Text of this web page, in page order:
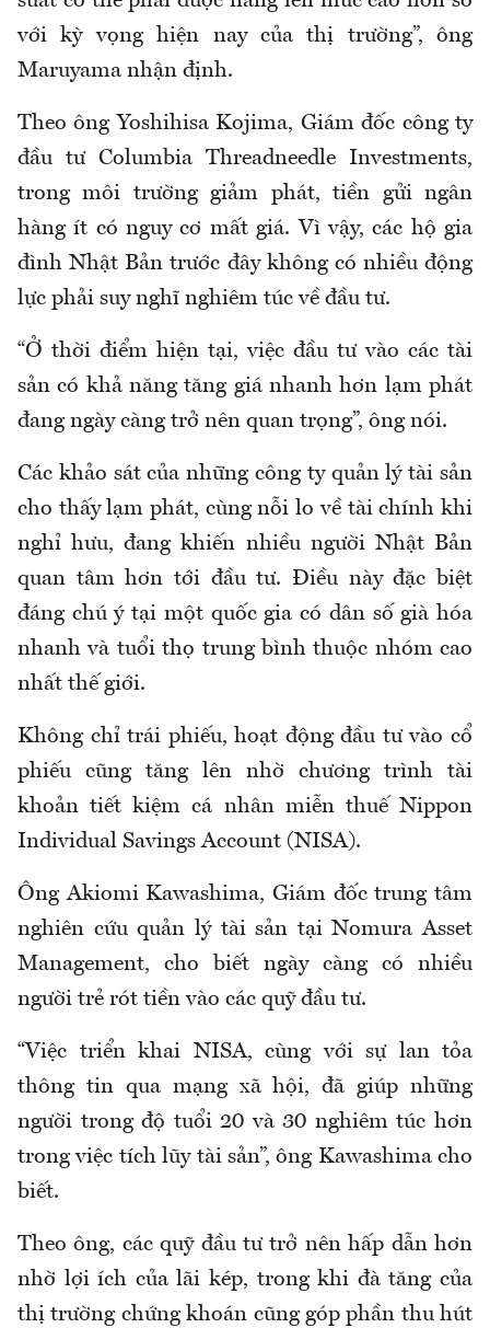
với kỳ vọng hiện nay của thị trường”, ông
Maruyama nhận định.
Theo ông Yoshihisa Kojima, Giám đốc công ty
đầu tư Columbia Threadneedle Investments,
trong môi trường giảm phát, tiền gửi ngân
hàng ít có nguy cơ mất giá. Vì vậy, các hộ gia
đình Nhật Bản trước đây không có nhiều động
lực phải suy nghĩ nghiêm túc về đầu tư.
“Ở thời điểm hiện tại, việc đầu tư vào các tài
sản có khả năng tăng giá nhanh hơn lạm phát
đang ngày càng trở nên quan trọng”, ông nói.
Các khảo sát của những công ty quản lý tài sản
cho thấy lạm phát, cùng nỗi lo về tài chính khi
nghỉ hưu, đang khiến nhiều người Nhật Bản
quan tâm hơn tới đầu tư. Điều này đặc biệt
đáng chú ý tại một quốc gia có dân số già hóa
nhanh và tuổi thọ trung bình thuộc nhóm cao
nhất thế giới.
Không chỉ trái phiếu, hoạt động đầu tư vào cổ
phiếu cũng tăng lên nhờ chương trình tài
khoản tiết kiệm cá nhân miễn thuế Nippon
Individual Savings Account (NISA).
Ông Akiomi Kawashima, Giám đốc trung tâm
nghiên cứu quản lý tài sản tại Nomura Asset
Management, cho biết ngày càng có nhiều
người trẻ rót tiền vào các quỹ đầu tư.
“Việc triển khai NISA, cùng với sự lan tỏa
thông tin qua mạng xã hội, đã giúp những
người trong độ tuổi 20 và 30 nghiêm túc hơn
trong việc tích lũy tài sản”, ông Kawashima cho
biết.
Theo ông, các quỹ đầu tư trở nên hấp dẫn hơn
nhờ lợi ích của lãi kép, trong khi đà tăng của
thị trường chứng khoán cũng góp phần thu hút